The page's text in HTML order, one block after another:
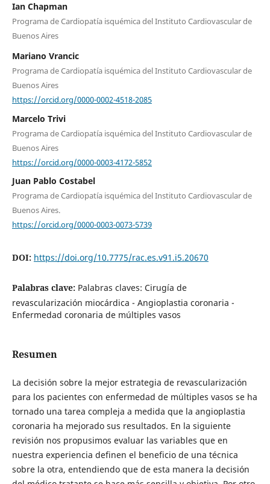
Ian Chapman
Programa de Cardiopatía isquémica del Instituto Cardiovascular de
Buenos Aires
Mariano Vrancic
Programa de Cardiopatía isquémica del Instituto Cardiovascular de
Buenos Aires
https://orcid.org/0000-0002-4518-2085
Marcelo Trivi
Programa de Cardiopatía isquémica del Instituto Cardiovascular de
Buenos Aires
https://orcid.org/0000-0003-4172-5852
Juan Pablo Costabel
Programa de Cardiopatía isquémica del Instituto Cardiovascular de
Buenos Aires.
https://orcid.org/0000-0003-0073-5739
DOI: https://doi.org/10.7775/rac.es.v91.i5.20670
Palabras clave: Palabras claves: Cirugía de
revascularización miocárdica - Angioplastia coronaria -
Enfermedad coronaria de múltiples vasos
Resumen
La decisión sobre la mejor estrategia de revascularización
para los pacientes con enfermedad de múltiples vasos se ha
tornado una tarea compleja a medida que la angioplastia
coronaria ha mejorado sus resultados. En la siguiente
revisión nos propusimos evaluar las variables que en
nuestra experiencia definen el beneficio de una técnica
sobre la otra, entendiendo que de esta manera la decisión